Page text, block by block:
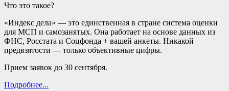
Что это такое?
«Индекс дела» — это единственная в стране система оценки
для МСП и самозанятых. Она работает на основе данных из
ФНС, Росстата и Соцфонда + вашей анкеты. Никакой
предвзятости — только объективные цифры.
Прием заявок до 30 сентября.
Подробнее...